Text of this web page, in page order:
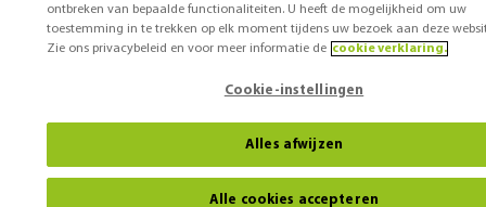
ontbreken van bepaalde functionaliteiten. U heeft de mogelijkheid om uw
toestemming in te trekken op elk moment tijdens uw bezoek aan deze
Zie ons privacybeleid en voor meer informatie de cookie verklaring.
Cookie-instellingen
Alles afwijzen
Alle cookies accepteren